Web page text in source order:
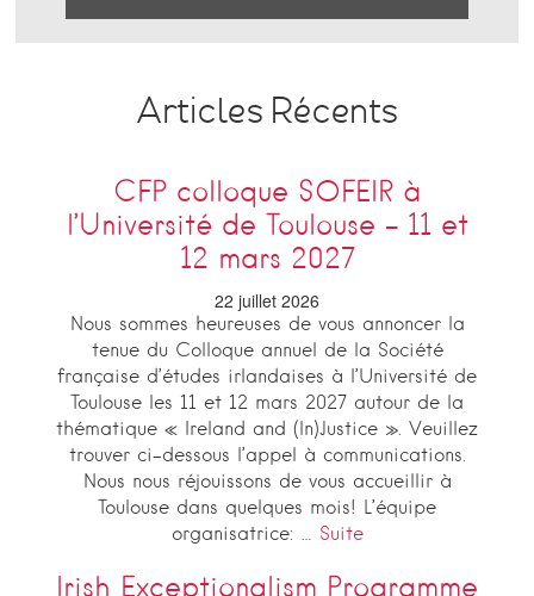
Articles Récents
CFP colloque SOFEIR à
l’Université de Toulouse – 11 et
12 mars 2027
22 juillet 2026
Nous sommes heureuses de vous annoncer la
tenue du Colloque annuel de la Société
française d’études irlandaises à l’Université de
Toulouse les 11 et 12 mars 2027 autour de la
thématique « Ireland and (In)Justice ». Veuillez
trouver ci-dessous l’appel à communications.
Nous nous réjouissons de vous accueillir à
Toulouse dans quelques mois! L’équipe
organisatrice: … Suite
Irish Exceptionalism Programme